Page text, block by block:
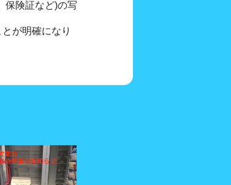
保険証など)の写
が明確になり